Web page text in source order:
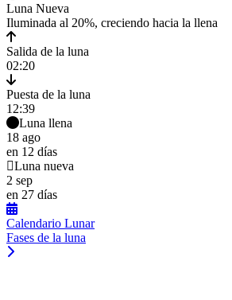
Luna Nueva
Iluminada al 20%, creciendo hacia la llena
Salida de la luna
02:20
Puesta de la luna
12:39
Luna llena
18 ago
en 12 días
Luna nueva
2 sep
en 27 días
Calendario Lunar
Fases de la luna